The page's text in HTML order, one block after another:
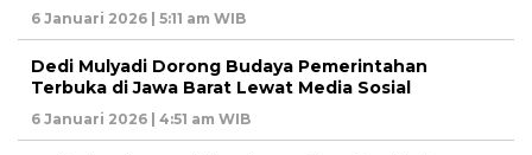
6 Januari 2026 | 5:11 am WIB
Dedi Mulyadi Dorong Budaya Pemerintahan
Terbuka di Jawa Barat Lewat Media Sosial
6 Januari 2026 | 4:51 am WIB